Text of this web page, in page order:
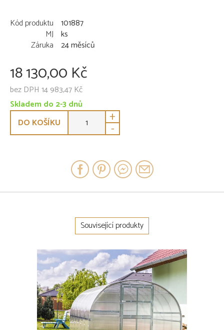
Kód produktu 101887
MJ ks
Záruka 24 měsíců
18 130,00 Kč
bez DPH 14 983,47 Kč
Skladem do 2-3 dnů
DO KOŠÍKU
+
-
Související produkty